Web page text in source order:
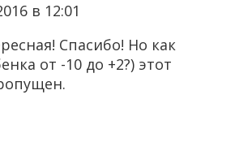
в 12:01
Спасибо! Но как
от -10 до +2?) этот